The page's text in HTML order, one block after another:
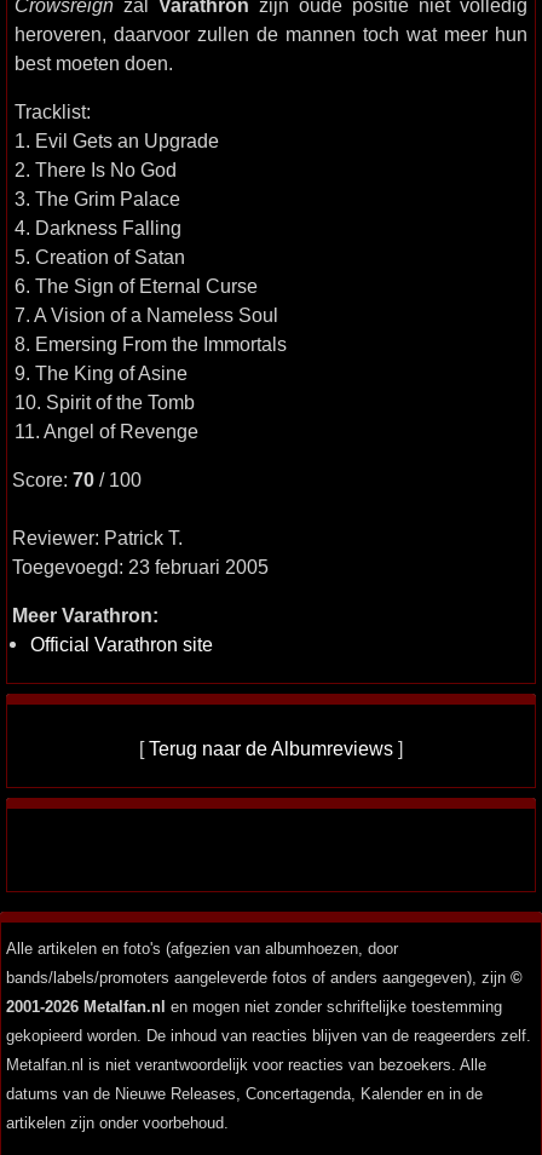
Crowsreign zal Varathron zijn oude positie niet volledig
heroveren, daarvoor zullen de mannen toch wat meer hun
best moeten doen.
Tracklist:
1. Evil Gets an Upgrade
2. There Is No God
3. The Grim Palace
4. Darkness Falling
5. Creation of Satan
6. The Sign of Eternal Curse
7. A Vision of a Nameless Soul
8. Emersing From the Immortals
9. The King of Asine
10. Spirit of the Tomb
11. Angel of Revenge
Score: 70 / 100
Reviewer: Patrick T.
Toegevoegd: 23 februari 2005
Meer Varathron:
Official Varathron site
[Terug naar de Albumreviews ]
Alle artikelen en foto's (afgezien van albumhoezen, door
bands/labels/promoters aangeleverde fotos of anders aangegeven), zijn ©
2001-2026 Metalfan.nl en mogen niet zonder schriftelijke toestemming
gekopieerd worden. De inhoud van reacties blijven van de reageerders zelf.
Metalfan.nl is niet verantwoordelijk voor reacties van bezoekers. Alle
datums van de Nieuwe Releases, Concertagenda, Kalender en in de
artikelen zijn onder voorbehoud.